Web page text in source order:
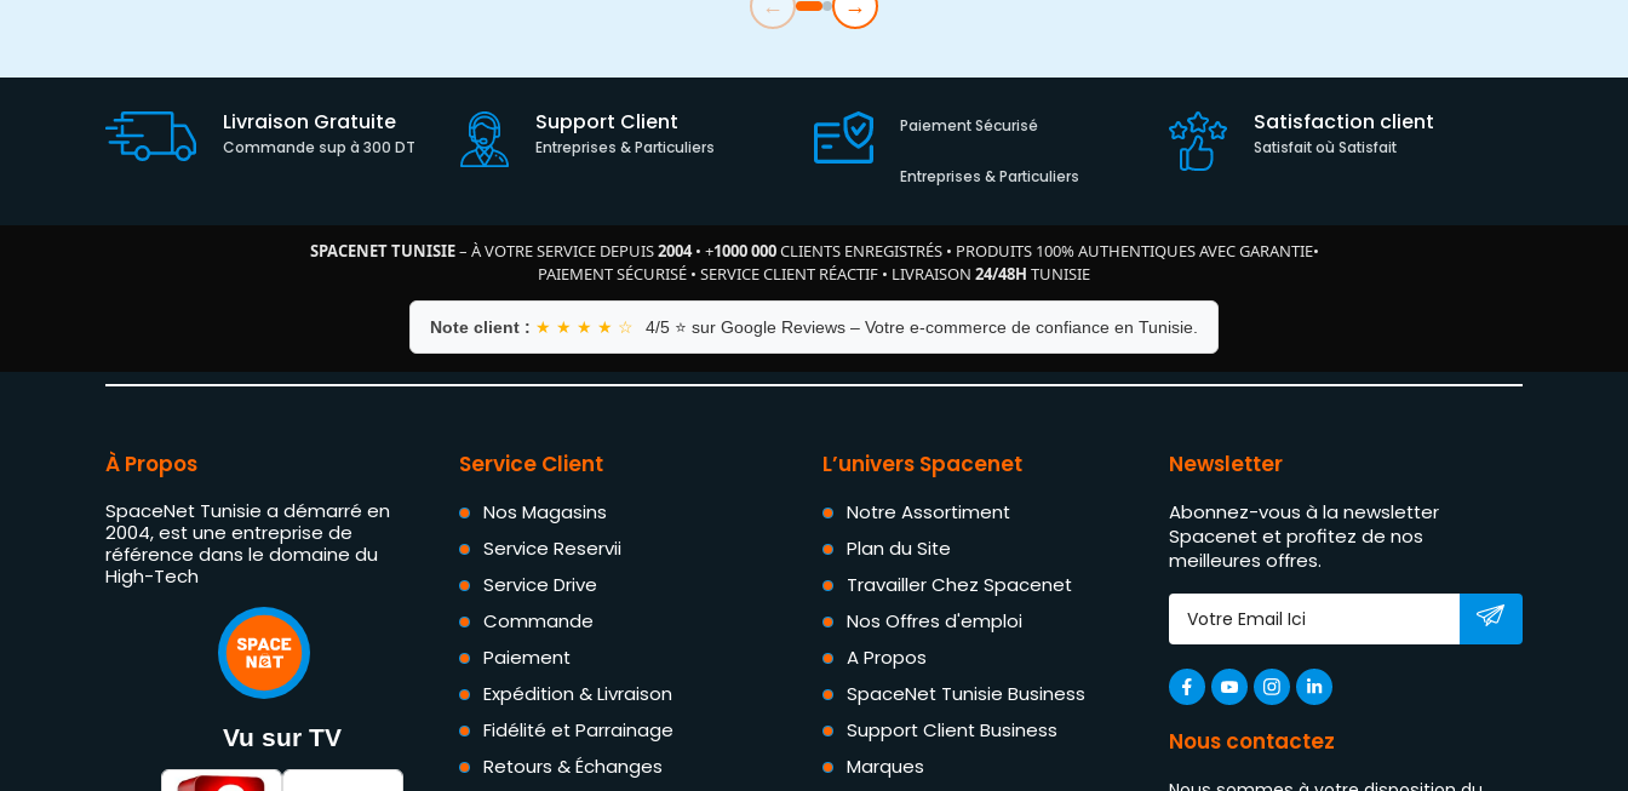
Livraison Gratuite
Commande sup à 300 DT
Support Client
Entreprises & Particuliers
Paiement Sécurisé
Entreprises & Particuliers
Satisfaction client
Satisfait où Satisfait
SPACENET TUNISIE– À VOTRE SERVICE DEPUIS2004• +1000 000CLIENTS ENREGISTRÉS• PRODUITS 100% AUTHENTIQUES AVEC GARANTIE•
PAIEMENT SÉCURISÉ • SERVICE CLIENT RÉACTIF • LIVRAISON 24/48H TUNISIE
Note client : ★ ★ ★ ★ ☆ 4/5 ⭐ sur Google Reviews – Votre e-commerce de confiance en Tunisie.
À Propos
SpaceNet Tunisie a démarré en
2004, est une entreprise de
référence dans le domaine du
High-Tech
Vu sur TV
Service Client
Nos Magasins
Service Reservii
Service Drive
Commande
Paiement
Expédition & Livraison
Fidélité et Parrainage
Retours & Échanges
L’univers Spacenet
Notre Assortiment
Plan du Site
Travailler Chez Spacenet
Nos Offres d'emploi
A Propos
SpaceNet Tunisie Business
Support Client Business
Marques
Newsletter
Abonnez-vous à la newsletter
Spacenet et profitez de nos
meilleures offres.
Nous contactez